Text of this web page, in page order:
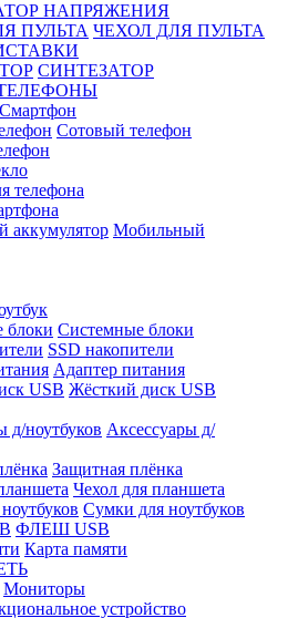
НАПРЯЖЕНИЯ
ЧЕХОЛ ДЛЯ ПУЛЬТА
СИНТЕЗАТОР
Смартфон
Сотовый телефон
телефона
Мобильный
Системные блоки
SSD накопители
Адаптер питания
Жёсткий диск USB
Аксессуары д/
Защитная плёнка
Чехол для планшета
Сумки для ноутбуков
ФЛЕШ USB
Карта памяти
Мониторы